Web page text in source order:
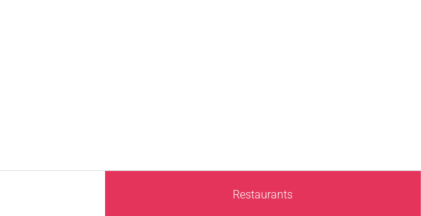
Restaurants